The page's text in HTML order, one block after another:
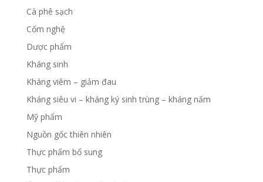
Cà phê sạch
Cốm nghệ
Dược phẩm
Kháng sinh
Kháng viêm – giảm đau
Kháng siêu vi – kháng ký sinh trùng – kháng nấm
Mỹ phẩm
Nguồn gốc thiên nhiên
Thực phẩm bổ sung
Thực phẩm